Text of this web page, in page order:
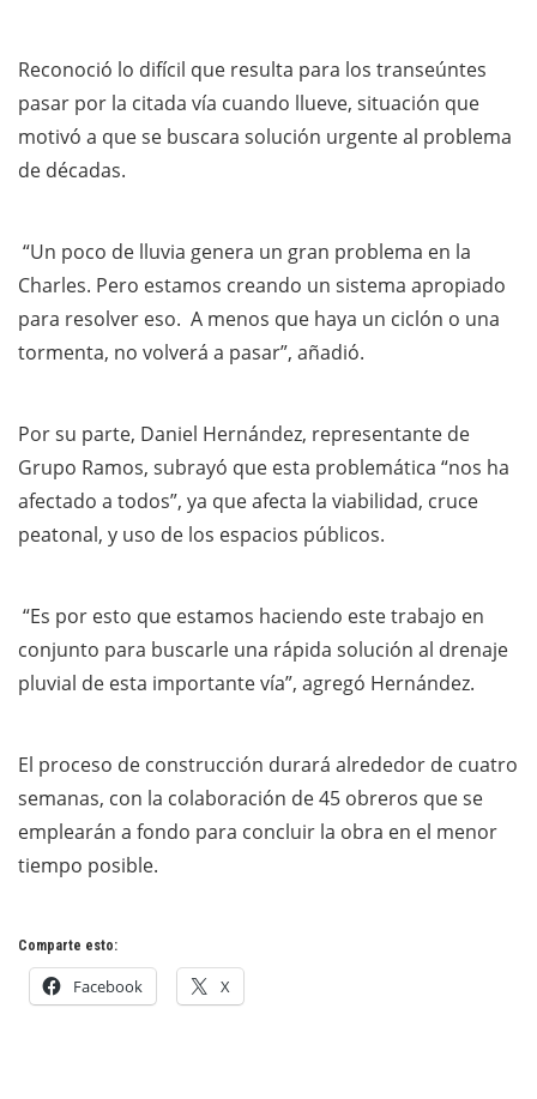
Reconoció lo difícil que resulta para los transeúntes
pasar por la citada vía cuando llueve, situación que
motivó a que se buscara solución urgente al problema
de décadas.
“Un poco de lluvia genera un gran problema en la
Charles. Pero estamos creando un sistema apropiado
para resolver eso. A menos que haya un ciclón o una
tormenta, no volverá a pasar”, añadió.
Por su parte, Daniel Hernández, representante de
Grupo Ramos, subrayó que esta problemática “nos ha
afectado a todos”, ya que afecta la viabilidad, cruce
peatonal, y uso de los espacios públicos.
“Es por esto que estamos haciendo este trabajo en
conjunto para buscarle una rápida solución al drenaje
pluvial de esta importante vía”, agregó Hernández.
El proceso de construcción durará alrededor de cuatro
semanas, con la colaboración de 45 obreros que se
emplearán a fondo para concluir la obra en el menor
tiempo posible.
Comparte esto:
Facebook X